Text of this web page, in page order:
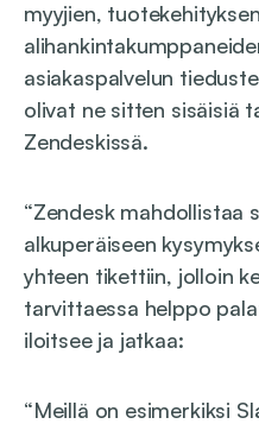
myyjien,
asiakaspalvelun
olivat ne sitten sisäisiä
Zendeskissä.
“Zendesk mahdollistaa
alkuperäiseen
yhteen tikettiin, jolloin
tarvittaessa helppo
iloitsee ja jatkaa:
“Meillä on esimerkiksi